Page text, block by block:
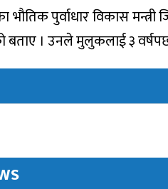
भौतिक पुर्वाधार विकास
बताए । उनले मुलुकलाई ३